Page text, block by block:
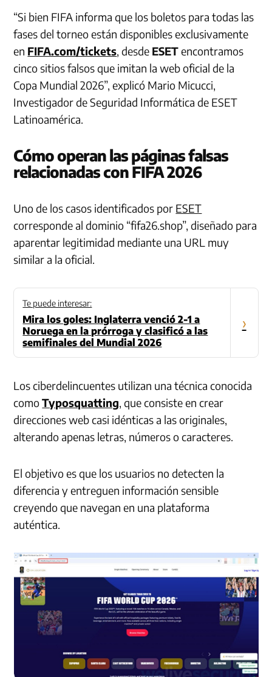
“Si bien FIFA informa que los boletos para todas las
fases del torneo están disponibles exclusivamente
en FIFA.com/tickets, desde ESETencontramos
cinco sitios falsos que imitan la web oficial de la
Copa Mundial 2026”, explicó Mario Micucci,
Investigador de Seguridad Informática de ESET
Latinoamérica.
Cómo operan las páginas falsas
relacionadas con FIFA 2026
Uno de los casos identificados por ESET
corresponde al dominio “fifa26.shop”, diseñado para
aparentar legitimidad mediante una URL muy
similar a la oficial.
Te puede interesar:
Mira los goles: Inglaterra venció 2-1 a
Noruega en la prórroga y clasificó a las
semifinales del Mundial 2026
›
Los ciberdelincuentes utilizan una técnica conocida
comoTyposquatting, que consiste en crear
direcciones web casi idénticas a las originales,
alterando apenas letras, números o caracteres.
El objetivo es que los usuarios no detecten la
diferencia y entreguen información sensible
creyendo que navegan en una plataforma
auténtica.